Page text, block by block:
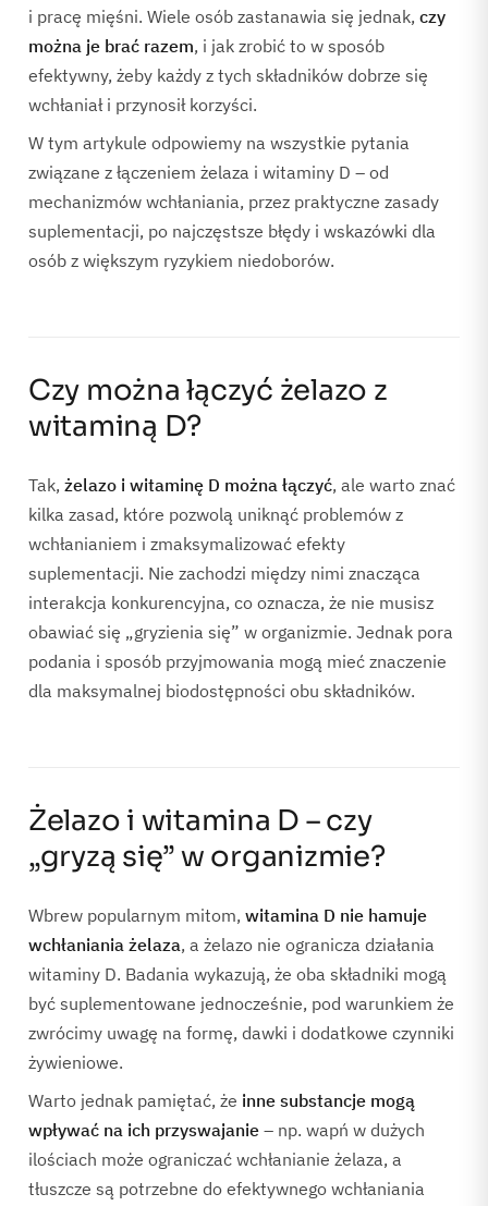
i pracę mięśni. Wiele osób zastanawia się jednak, czy
można je brać razem, i jak zrobić to w sposób
efektywny, żeby każdy z tych składników dobrze się
wchłaniał i przynosił korzyści.
W tym artykule odpowiemy na wszystkie pytania
związane z łączeniem żelaza i witaminy D – od
mechanizmów wchłaniania, przez praktyczne zasady
suplementacji, po najczęstsze błędy i wskazówki dla
osób z większym ryzykiem niedoborów.
Czy można łączyć żelazo z
witaminą D?
Tak, żelazo i witaminę D można łączyć, ale warto znać
kilka zasad, które pozwolą uniknąć problemów z
wchłanianiem i zmaksymalizować efekty
suplementacji. Nie zachodzi między nimi znacząca
interakcja konkurencyjna, co oznacza, że nie musisz
obawiać się „gryzienia się” w organizmie. Jednak pora
podania i sposób przyjmowania mogą mieć znaczenie
dla maksymalnej biodostępności obu składników.
Żelazo i witamina D – czy
„gryzą się” w organizmie?
Wbrew popularnym mitom, witamina D nie hamuje
wchłaniania żelaza, a żelazo nie ogranicza działania
witaminy D. Badania wykazują, że oba składniki mogą
być suplementowane jednocześnie, pod warunkiem że
zwrócimy uwagę na formę, dawki i dodatkowe czynniki
żywieniowe.
Warto jednak pamiętać, że inne substancje mogą
wpływać na ich przyswajanie – np. wapń w dużych
ilościach może ograniczać wchłanianie żelaza, a
tłuszcze są potrzebne do efektywnego wchłaniania